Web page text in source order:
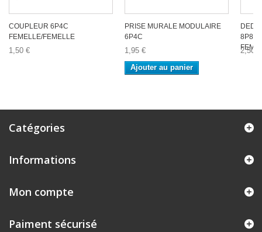
COUPLEUR 6P4C
FEMELLE/FEMELLE
1,50 €
PRISE MURALE MODULAIRE
6P4C
1,95 €
Ajouter au panier
8P8C
2,50 €
Catégories
Informations
Mon compte
Paiment sécurisé